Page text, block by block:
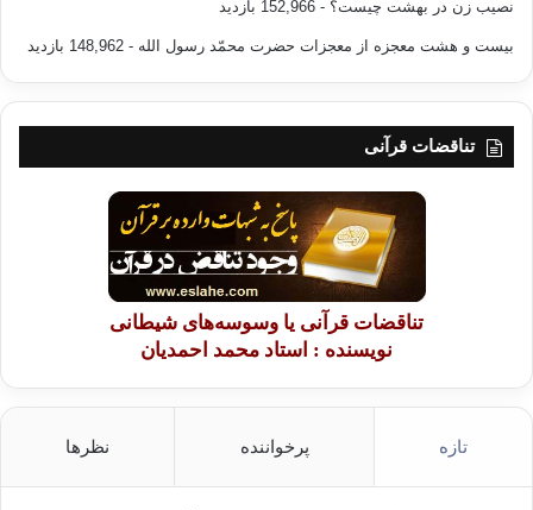
تواند نوعی خشونت محسوب شود، شکار بی رویه حیوانات و بر هم زدن چرخه
طبیعت هم عمل خشنی است، حتی در بازیها و ورزش ها خشونت وجود دارد،
انجام حرفش را به کرسی می نشاند در واقع به شعور دیگران خشونت می ورزد.
6- بدون اغراق می توانیم سخنان بسیاری از علمای اجتماعی را تایید کنیم که
عصر ما عصر پر خاشگری است و من این جمله را اضافه می کنم که عصر ما
عصر بی تفاوتی نسبت به خشونت است. ما هر روز تصاویر خشونت باری را از
سراسر دنیا می بینیم و اخبار وحشتناکی را می شنویم و ناهارمان را می خوریم و
لبخند می زنیم و سیگارمان را دود می کنیم. یکی از جامعه شناسان به نام الیوت
اورنسون نقل می کند که روزی پسرش از او پرسید ناپالم چیست؟ و او پاسخ داد
ناپالم ماده ای شیمیایی است که به پوست می چسبد و پوست را به شدت می
سوزاند و شخص را می کشد، لحظه ای بعد متوجه شد که اشک از چشمان
پسرش سرازیر است و او متوجه شد که چقدر تا به حال نسبت به این سلاح
آدمکش فجیع بی تفاوت بوده است.
نصیب زن در بهشت چیست؟ - 152,966 بازدید
بیست و هشت معجزه از معجزات حضرت محمّد رسول الله - 148,962 بازدید
تناقضات قرآنی
تناقضات قرآنی یا وسوسه‌های شیطانی
نویسنده : استاد محمد احمدیان
تازه پرخواننده نظرها